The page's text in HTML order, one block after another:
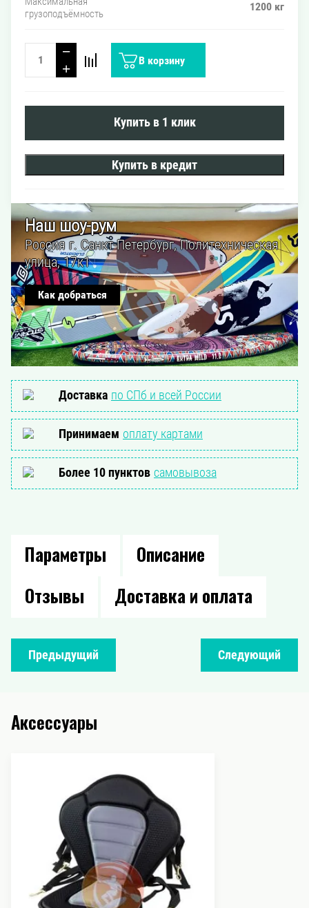
грузоподъёмность
1200 кг
−
+
В корзину
Купить в 1 клик
Купить в кредит
Наш шоу-рум
Россия г. Санкт-Петербург, Политехническая
улица, 17к1
Как добраться
Доставка по СПб и всей России
Принимаем оплату картами
Более 10 пунктов самовывоза
Параметры
Описание
Отзывы
Доставка и оплата
Предыдущий Следующий
Аксессуары